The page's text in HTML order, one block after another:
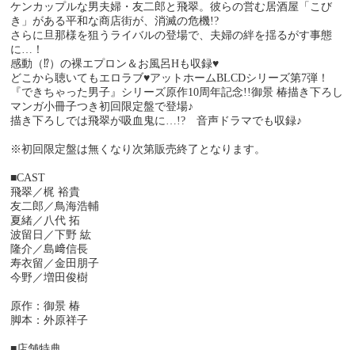
ケンカップルな男夫婦・友二郎と飛翠。彼らの営む居酒屋「こび
き」がある平和な商店街が、消滅の危機!?
さらに旦那様を狙うライバルの登場で、夫婦の絆を揺るがす事態
に…！
感動（⁉）の裸エプロン＆お風呂Hも収録♥
どこから聴いてもエロラブ♥アットホームBLCDシリーズ第7弾！
『できちゃった男子』シリーズ原作10周年記念!!御景 椿描き下ろし
マンガ小冊子つき初回限定盤で登場♪
描き下ろしでは飛翠が吸血鬼に…!? 音声ドラマでも収録♪
※初回限定盤は無くなり次第販売終了となります。
■CAST
飛翠／梶 裕貴
友二郎／鳥海浩輔
夏緒／八代 拓
波留日／下野 紘
隆介／島﨑信長
寿衣留／金田朋子
今野／増田俊樹
原作：御景 椿
脚本：外原祥子